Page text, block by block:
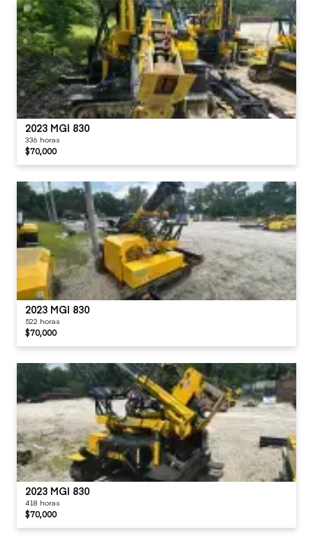
2023 MGI 830
336 horas
$70,000
2023 MGI 830
522 horas
$70,000
2023 MGI 830
418 horas
$70,000